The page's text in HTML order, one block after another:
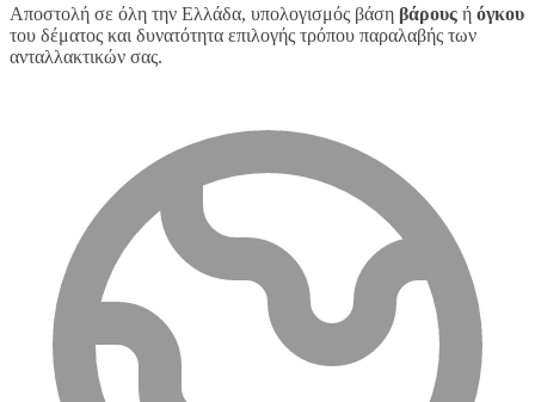
Αποστολή σε όλη την Ελλάδα, υπολογισμός βάση βάρους ή όγκου
του δέματος και δυνατότητα επιλογής τρόπου παραλαβής των
ανταλλακτικών σας.